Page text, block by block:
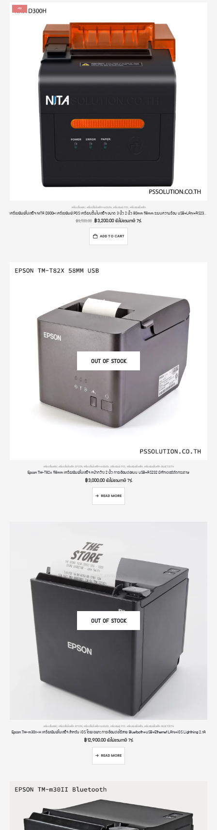
-9%
เครื่องปริ้นสลิป เครื่องปริ้นใบเสร็จจากมือถือ, เครื่องพิมพ์ POS, เครื่องพิมพ์ใบเสร็จ
เครื่องพิมพ์ใบเสร็จ NITA D300H เครื่องพิมพ์ POS เครื่องปริ้นใบเสร็จ ขนาด 3 นิ้ว 2 นิ้ว 80mm 58mm ระบบความร้อน USB+LAN+RS232 มีไฟ มีเสียง
฿3,500.00 ฿3,200.00ยังไม่รวมภาษี 7%
ADD TO CART
OUT OF STOCK
เครื่องปริ้นสลิป เครื่องปริ้นใบเสร็จ EPSON, เครื่องปริ้นใบเสร็จจากมือถือ เครื่องพิมพ์ POS, เครื่องพิมพ์ใบเสร็จ เครื่องพิมพ์ใบเสร็จ BLUETOOTH
Epson TM-T82x 58mm เครื่องพิมพ์ใบเสร็จ หน้ากว้าง 2 นิ้ว การเชื่อมต่อแบบ USB+RS232 มีคัทเตอร์ตัดกระดาษ
฿3,000.00ยังไม่รวมภาษี 7%
READ MORE
OUT OF STOCK
เครื่องปริ้นสลิป เครื่องปริ้นใบเสร็จ EPSON, เครื่องปริ้นใบเสร็จจากมือถือ เครื่องพิมพ์ POS, เครื่องพิมพ์ใบเสร็จ เครื่องพิมพ์ใบเสร็จ BLUETOOTH
Epson TM-m30II-H เครื่องพิมพ์ใบเสร็จ สำหรับ iOS โดยเฉพาะ การเชื่อมต่อไร้สาย Bluetooth+USB+Ethernet LAN+iOS Lightning 2.1A
฿12,900.00ยังไม่รวมภาษี 7%
READ MORE